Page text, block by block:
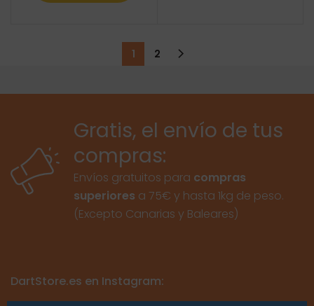
1 2
Gratis, el envío de tus
compras:
Envíos gratuitos para compras
superiores a 75€ y hasta 1kg de peso.
(Excepto Canarias y Baleares)
DartStore.es en Instagram: